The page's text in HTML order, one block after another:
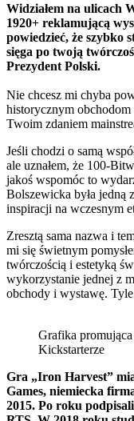
Widziałem na ulicach
1920+ reklamującą
powiedzieć, że szybko
sięga po twoją
Prezydent Polski.
Nie chcesz mi chyba
historycznym
Twoim zdaniem
Jeśli chodzi o samą
ale uznałem, że 100-
jakoś wspomóc to
Bolszewicka była jedną
inspiracji na wczesnym
Zresztą sama nazwa i
mi się świetnym
twórczością i estetyką
wykorzystanie jednej z
obchody i wystawę.
Grafika
Kickstarterze
Gra „Iron Harvest”
Games, niemiecka
2015. Po roku